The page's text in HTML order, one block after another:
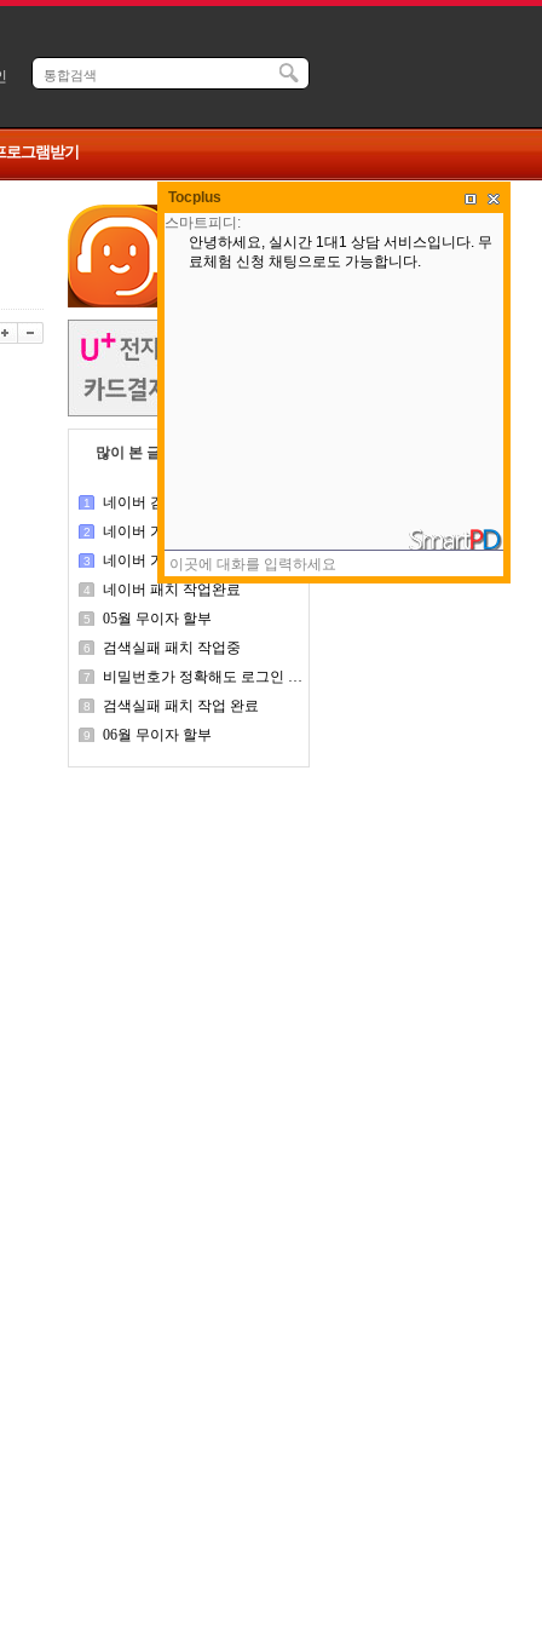
로그램받기
많이 본 글
1 네이버 검색실패 패치 작업중
2 네이버 가격비교 사이트 업데이트 완료
3 네이버 가격비교 사이트 업데이트 패치 작업중
4 네이버 패치 작업완료
5 05월 무이자 할부
6 검색실패 패치 작업중
7 비밀번호가 정확해도 로그인 실패가 나오는 경우
8 검색실패 패치 작업 완료
9 06월 무이자 할부
Tocplus